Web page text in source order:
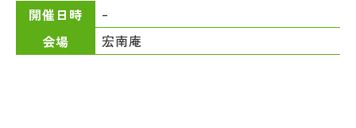
開催日時
–
会場
宏南庵